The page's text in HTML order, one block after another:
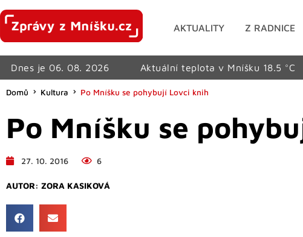
AKTUALITY Z RADNICE
Dnes je 06. 08. 2026 Aktuální teplota v Mníšku 18.5 °C
Domů Kultura Po Mníšku se pohybují Lovci knih
Po Mníšku se
27. 10. 2016 6
AUTOR: ZORA KASIKOVÁ